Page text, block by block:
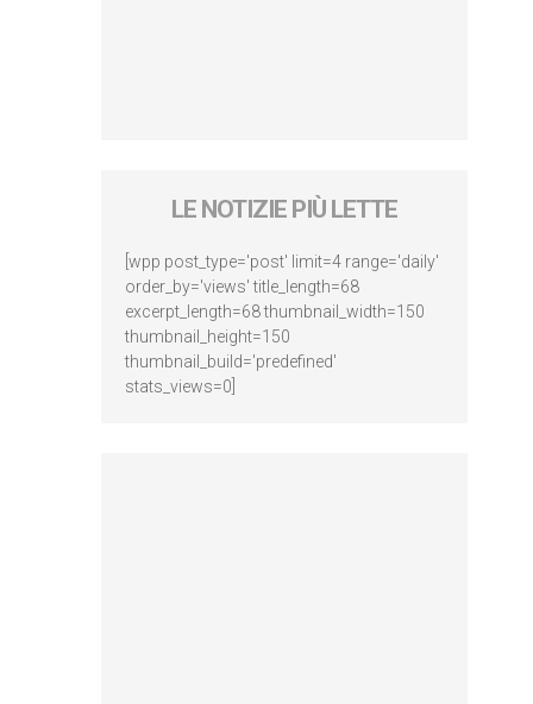
LE NOTIZIE PIÙ LETTE
[wpp post_type='post' limit=4 range='daily'
order_by='views' title_length=68
excerpt_length=68 thumbnail_width=150
thumbnail_height=150
thumbnail_build='predefined'
stats_views=0]